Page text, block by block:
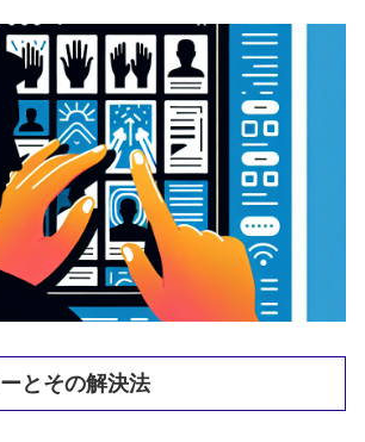
とその解決法